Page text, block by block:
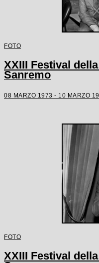
FOTO
XXIII Festival
Sanremo
08 MARZO 1973 - 10 MARZO
FOTO
XXIII Festival